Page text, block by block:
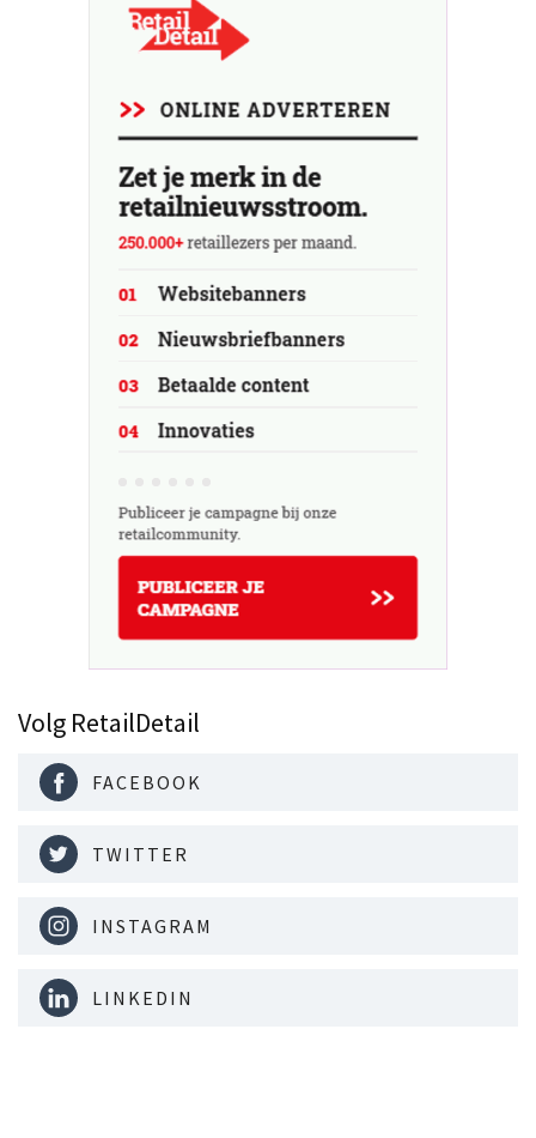
Volg RetailDetail
FACEBOOK
TWITTER
INSTAGRAM
LINKEDIN